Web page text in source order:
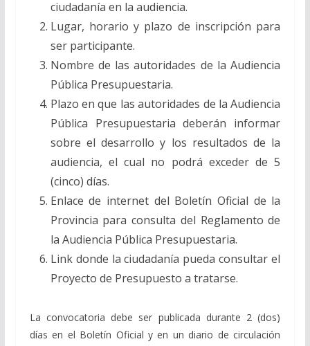
ciudadanía en la audiencia.
Lugar, horario y plazo de inscripción para
ser participante.
Nombre de las autoridades de la Audiencia
Pública Presupuestaria.
Plazo en que las autoridades de la Audiencia
Pública Presupuestaria deberán informar
sobre el desarrollo y los resultados de la
audiencia, el cual no podrá exceder de 5
(cinco) días.
Enlace de internet del Boletín Oficial de la
Provincia para consulta del Reglamento de
la Audiencia Pública Presupuestaria.
Link donde la ciudadanía pueda consultar el
Proyecto de Presupuesto a tratarse.
La convocatoria debe ser publicada durante 2 (dos)
días en el Boletín Oficial y en un diario de circulación